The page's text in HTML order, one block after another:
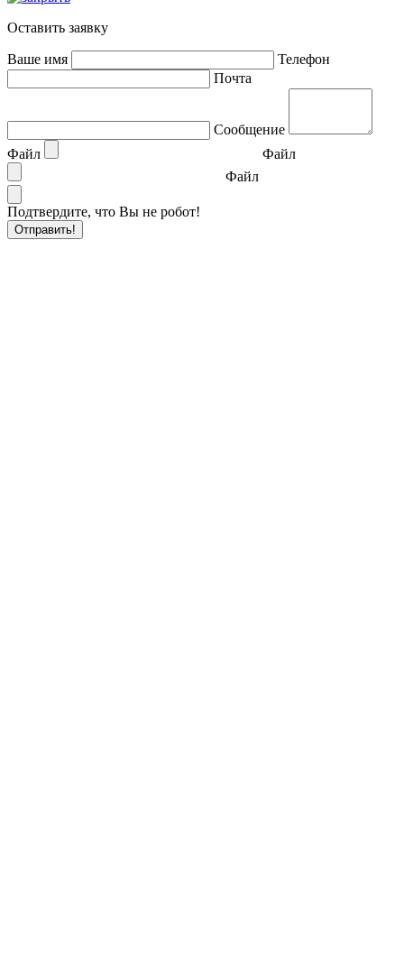
Оставить заявку
Ваше имя
Телефон
Почта
Сообщение
Файл
Файл
Файл
Подтвердите, что Вы не робот!